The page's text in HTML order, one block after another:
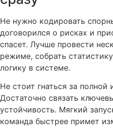
Не нужно кодировать
договорился о рисках и
спасет. Лучше провести
режиме, собрать
логику в системе.
Не стоит гнаться за полной
Достаточно связать
устойчивость. Мягкий
команда быстрее примет